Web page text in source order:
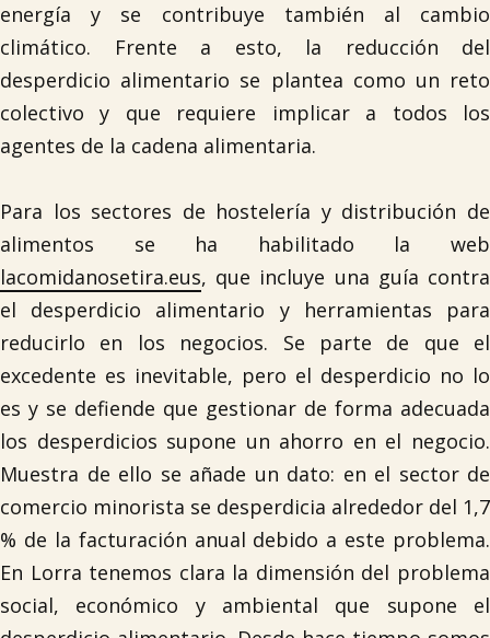
energía y se contribuye también al cambio
climático. Frente a esto, la reducción del
desperdicio alimentario se plantea como un reto
colectivo y que requiere implicar a todos los
agentes de la cadena alimentaria.
Para los sectores de hostelería y distribución de
alimentos se ha habilitado la web
lacomidanosetira.eus, que incluye una guía contra
el desperdicio alimentario y herramientas para
reducirlo en los negocios. Se parte de que el
excedente es inevitable, pero el desperdicio no lo
es y se defiende que gestionar de forma adecuada
los desperdicios supone un ahorro en el negocio.
Muestra de ello se añade un dato: en el sector de
comercio minorista se desperdicia alrededor del 1,7
% de la facturación anual debido a este problema.
En Lorra tenemos clara la dimensión del problema
social, económico y ambiental que supone el